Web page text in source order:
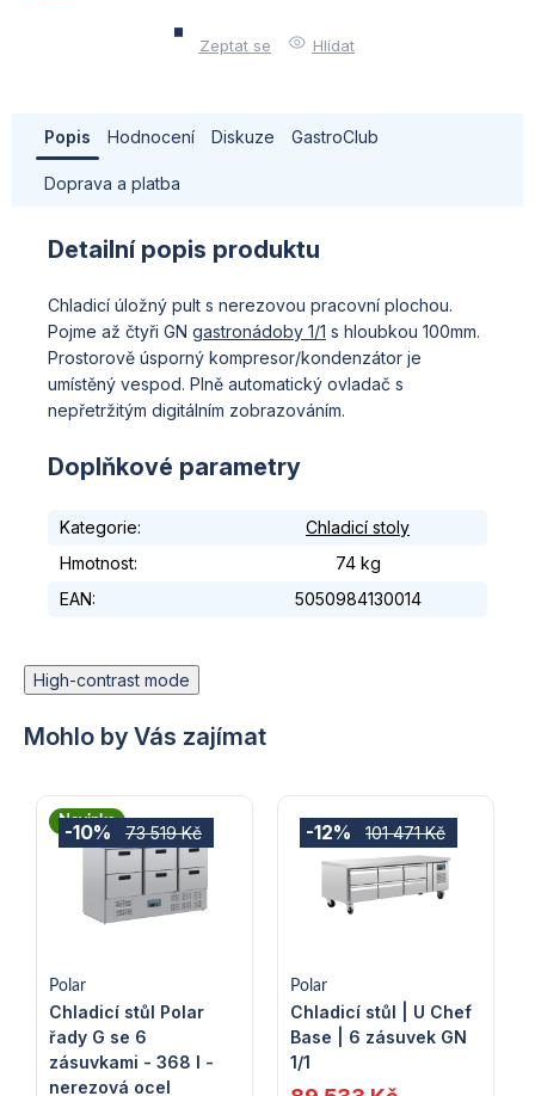
Zeptat se Hlídat
High-contrast mode
Mohlo by Vás zajímat
Novinka
73 519 Kč
-10%
Chladicí stůl Polar
řady G se 6
zásuvkami - 368 l -
nerezová ocel
Polar
101 471 Kč
-12%
Chladicí stůl | U Chef
Base | 6 zásuvek GN
1/1
Polar
Popis Hodnocení Diskuze GastroClub
Doprava a platba
Detailní popis produktu
Chladicí úložný pult s nerezovou pracovní plochou.
Pojme až čtyři GN gastronádoby 1/1 s hloubkou 100mm.
Prostorově úsporný kompresor/kondenzátor je
umístěný vespod. Plně automatický ovladač s
nepřetržitým digitálním zobrazováním.
Doplňkové parametry
Kategorie:
Chladicí stoly
Hmotnost:
74 kg
EAN: 5050984130014